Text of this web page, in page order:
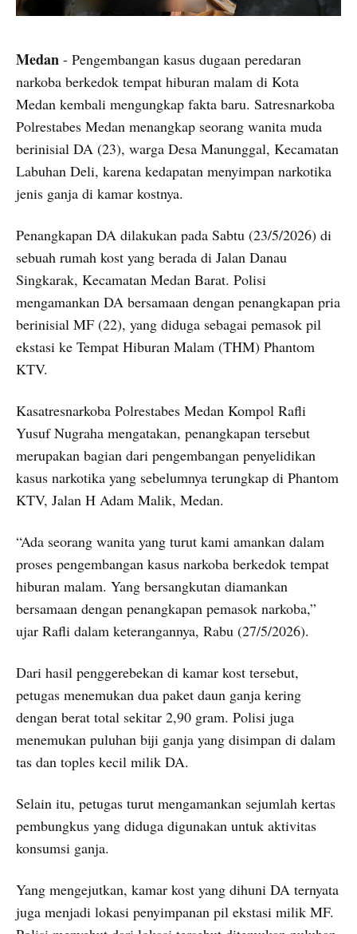
Medan - Pengembangan kasus dugaan peredaran
narkoba berkedok tempat hiburan malam di Kota
Medan kembali mengungkap fakta baru. Satresnarkoba
Polrestabes Medan menangkap seorang wanita muda
berinisial DA (23), warga Desa Manunggal, Kecamatan
Labuhan Deli, karena kedapatan menyimpan narkotika
jenis ganja di kamar kostnya.
Penangkapan DA dilakukan pada Sabtu (23/5/2026) di
sebuah rumah kost yang berada di Jalan Danau
Singkarak, Kecamatan Medan Barat. Polisi
mengamankan DA bersamaan dengan penangkapan pria
berinisial MF (22), yang diduga sebagai pemasok pil
ekstasi ke Tempat Hiburan Malam (THM) Phantom
KTV.
Kasatresnarkoba Polrestabes Medan Kompol Rafli
Yusuf Nugraha mengatakan, penangkapan tersebut
merupakan bagian dari pengembangan penyelidikan
kasus narkotika yang sebelumnya terungkap di Phantom
KTV, Jalan H Adam Malik, Medan.
“Ada seorang wanita yang turut kami amankan dalam
proses pengembangan kasus narkoba berkedok tempat
hiburan malam. Yang bersangkutan diamankan
bersamaan dengan penangkapan pemasok narkoba,”
ujar Rafli dalam keterangannya, Rabu (27/5/2026).
Dari hasil penggerebekan di kamar kost tersebut,
petugas menemukan dua paket daun ganja kering
dengan berat total sekitar 2,90 gram. Polisi juga
menemukan puluhan biji ganja yang disimpan di dalam
tas dan toples kecil milik DA.
Selain itu, petugas turut mengamankan sejumlah kertas
pembungkus yang diduga digunakan untuk aktivitas
konsumsi ganja.
Yang mengejutkan, kamar kost yang dihuni DA ternyata
juga menjadi lokasi penyimpanan pil ekstasi milik MF.